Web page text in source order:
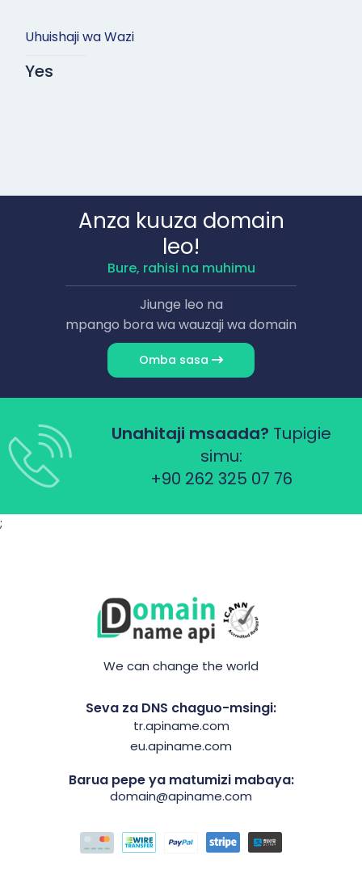
Uhuishaji wa Wazi
Yes
Anza kuuza domain
leo!
Bure, rahisi na muhimu
Jiunge leo na
mpango bora wa wauzaji wa domain
Omba sasa
Unahitaji msaada? Tupigie
simu:
+90 262 325 07 76
;
We can change the world
Seva za DNS chaguo-msingi:
tr.apiname.com
eu.apiname.com
Barua pepe ya matumizi mabaya:
domain@apiname.com